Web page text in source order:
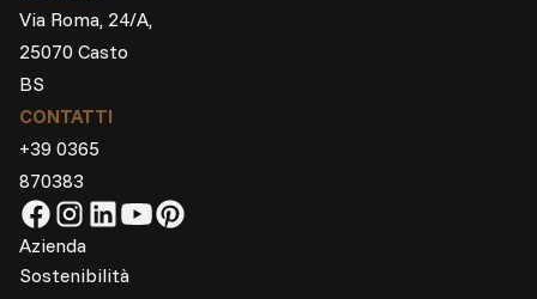
Via Roma, 24/A,
25070 Casto
BS
CONTATTI
+39 0365
870383
Azienda
Sostenibilità